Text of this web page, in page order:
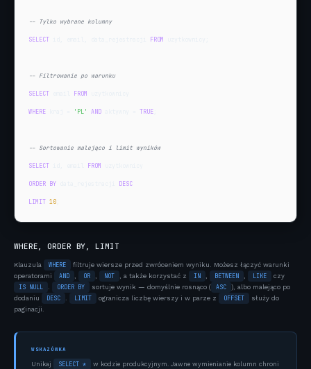
-- Tylko wybrane kolumny
SELECT FROM
-- Filtrowanie po warunku
SELECT FROM
WHERE 'PL' AND TRUE
-- Sortowanie malejąco i limit wyników
SELECT FROM
ORDER BY DESC
LIMIT 10
WHERE, ORDER BY, LIMIT
Klauzula WHERE
filtruje wiersze przed zwróceniem wyniku. Możesz łączyć warunki
operatorami
AND OR NOT , a także korzystać z IN BETWEEN LIKE czy
IS NULL ORDER BY sortuje wynik — domyślnie rosnąco ( ASC
), albo malejąco po
dodaniu
DESC LIMIT ogranicza liczbę wierszy i w parze z OFFSET
służy do
paginacji.
WSKAZÓWKA
Unikaj SELECT *
w kodzie produkcyjnym. Jawne wymienianie kolumn chroni